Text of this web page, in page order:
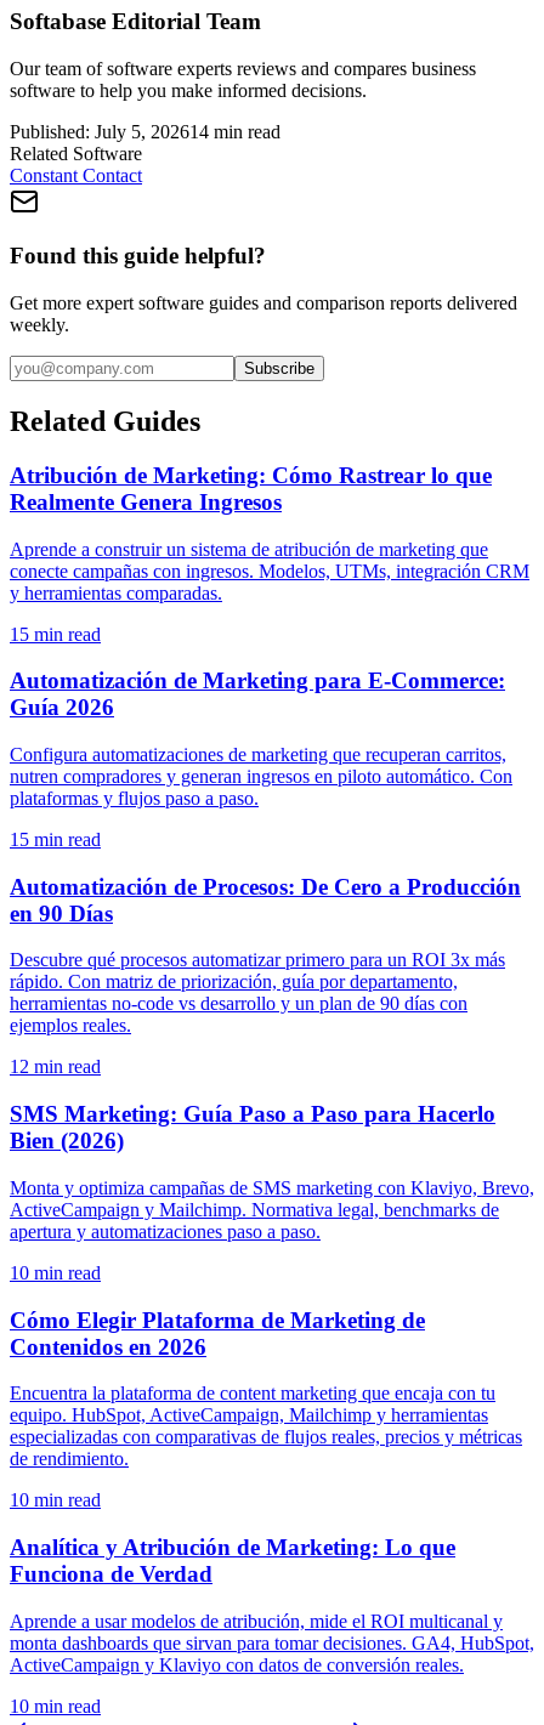
Softabase Editorial Team
Our team of software experts reviews and compares business
software to help you make informed decisions.
Published: July 5, 202614 min read
Related Software
Constant Contact
Found this guide helpful?
Get more expert software guides and comparison reports delivered
weekly.
Subscribe
Related Guides
Atribución de Marketing: Cómo Rastrear lo que
Realmente Genera Ingresos
Aprende a construir un sistema de atribución de marketing que
conecte campañas con ingresos. Modelos, UTMs, integración CRM
y herramientas comparadas.
15 min read
Automatización de Marketing para E-Commerce:
Guía 2026
Configura automatizaciones de marketing que recuperan carritos,
nutren compradores y generan ingresos en piloto automático. Con
plataformas y flujos paso a paso.
15 min read
Automatización de Procesos: De Cero a Producción
en 90 Días
Descubre qué procesos automatizar primero para un ROI 3x más
rápido. Con matriz de priorización, guía por departamento,
herramientas no-code vs desarrollo y un plan de 90 días con
ejemplos reales.
12 min read
SMS Marketing: Guía Paso a Paso para Hacerlo
Bien (2026)
Monta y optimiza campañas de SMS marketing con Klaviyo, Brevo,
ActiveCampaign y Mailchimp. Normativa legal, benchmarks de
apertura y automatizaciones paso a paso.
10 min read
Cómo Elegir Plataforma de Marketing de
Contenidos en 2026
Encuentra la plataforma de content marketing que encaja con tu
equipo. HubSpot, ActiveCampaign, Mailchimp y herramientas
especializadas con comparativas de flujos reales, precios y métricas
de rendimiento.
10 min read
Analítica y Atribución de Marketing: Lo que
Funciona de Verdad
Aprende a usar modelos de atribución, mide el ROI multicanal y
monta dashboards que sirvan para tomar decisiones. GA4, HubSpot,
ActiveCampaign y Klaviyo con datos de conversión reales.
10 min read